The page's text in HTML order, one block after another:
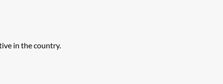
in the country.